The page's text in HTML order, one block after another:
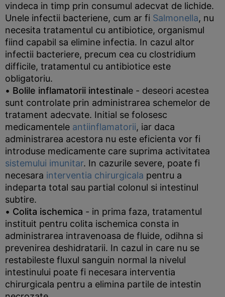
vindeca in timp prin consumul adecvat de lichide.
Unele infectii bacteriene, cum ar fi Salmonella, nu
necesita tratamentul cu antibiotice, organismul
fiind capabil sa elimine infectia. In cazul altor
infectii bacteriere, precum cea cu clostridium
difficile, tratamentul cu antibiotice este
obligatoriu.
• Bolile inflamatorii intestinale - deseori acestea
sunt controlate prin administrarea schemelor de
tratament adecvate. Initial se folosesc
medicamentele antiinflamatorii, iar daca
administrarea acestora nu este eficienta vor fi
introduse medicamente care suprima activitatea
sistemului imunitar. In cazurile severe, poate fi
necesara interventia chirurgicala pentru a
indeparta total sau partial colonul si intestinul
subtire.
• Colita ischemica - in prima faza, tratamentul
instituit pentru colita ischemica consta in
administrarea intravenoasa de fluide, odihna si
prevenirea deshidratarii. In cazul in care nu se
restabileste fluxul sanguin normal la nivelul
intestinului poate fi necesara interventia
chirurgicala pentru a elimina partile de intestin